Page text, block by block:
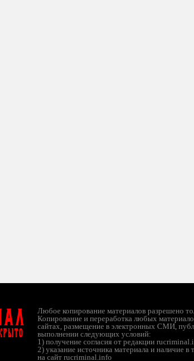
Любое копирование материалов разрешено
Копирование и переработка любых
сайтах, размещение в электронных СМИ,
выполнении следующих условий:
1) получение согласия от редакции
2) указание источника материала и наличие
на сайт rucriminal.info